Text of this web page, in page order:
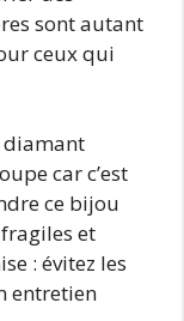
sont autant
ceux qui
diamant
car c’est
ce bijou
et
: évitez les
entretien